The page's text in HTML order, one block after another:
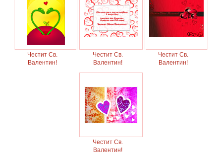
Честит Св.
Валентин!
Честит Св.
Валентин!
Честит Св.
Валентин!
Честит Св.
Валентин!